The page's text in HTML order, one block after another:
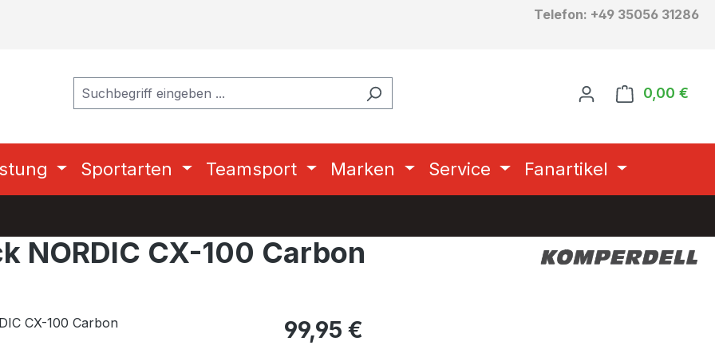
Telefon: +49 35056 31286
0,00 €
Sportarten Teamsport Marken Service Fanartikel
NORDIC CX-100 Carbon
Regulärer Preis:
99,95 €